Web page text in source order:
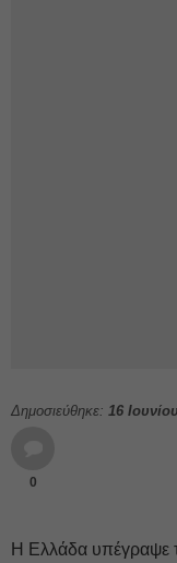
Δημοσιεύθηκε: 16
0
Η Ελλάδα υπέγραψε